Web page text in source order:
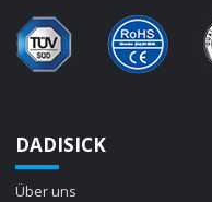
DADISICK
Über uns